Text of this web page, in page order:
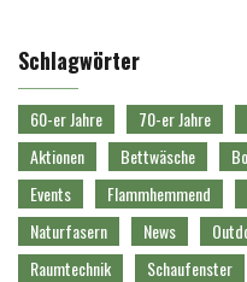
Schlagwörter
60-er Jahre 70-er Jahre
Aktionen
Bettwäsche
Events
Flammhemmend
Naturfasern
News
Raumtechnik
Schaufenster